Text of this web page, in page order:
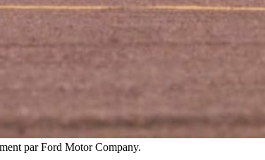
par Ford Motor Company.